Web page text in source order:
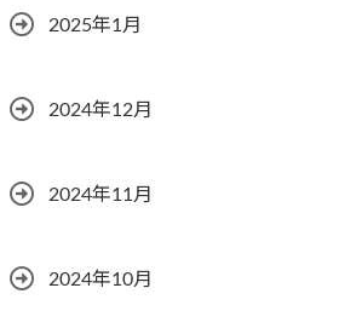
2025年1月
2024年12月
2024年11月
2024年10月